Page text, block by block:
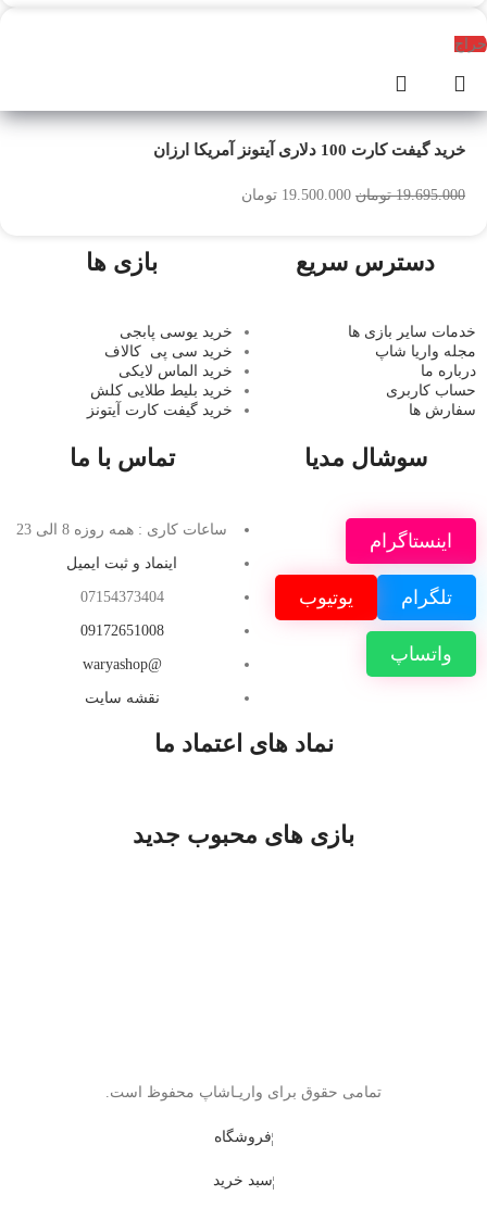
حراج
خرید گیفت کارت 100 دلاری آیتونز آمریکا ارزان
19.695.000 تومان 19.500.000 تومان
دسترس سریع
خدمات سایر بازی ها
مجله واریا شاپ
درباره ما
حساب کاربری
سفارش ها
بازی ها
خرید یوسی پابجی
خرید سی پی کالاف
خرید الماس لایکی
خرید بلیط طلایی کلش
خرید گیفت کارت آیتونز
سوشال مدیا
اینستاگرام
تلگرام یوتیوب
واتساپ
تماس با ما
ساعات کاری : همه روزه 8 الی 23
اینماد و ثبت ایمیل
07154373404
09172651008
@waryashop
نقشه سایت
نماد های اعتماد ما
بازی های محبوب جدید
تمامی حقوق برای واریـاشاپ محفوظ است.
فروشگاه
سبد خرید